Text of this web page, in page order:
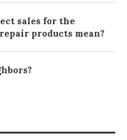
sales for the
products mean?